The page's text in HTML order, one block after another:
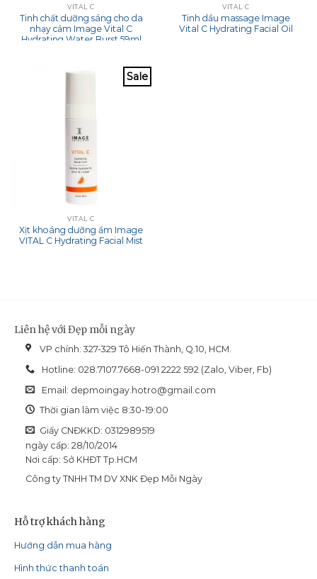
VITAL C
Tinh chất dưỡng sáng cho da
nhạy cảm Image Vital C
Hydrating Water Burst 59ml
VITAL C
Tinh dầu massage Image
Vital C Hydrating Facial Oil
Sale
VITAL C
Xịt khoáng dưỡng ẩm Image
VITAL C Hydrating Facial Mist
Liên hệ với Đẹp mỗi ngày
VP chính: 327-329 Tô Hiến Thành, Q.10, HCM.
Hotline: 028.7107.7668-091 2222 592 (Zalo, Viber, Fb)
Email: depmoingay.hotro@gmail.com
Thời gian làm việc 8:30-19:00
Giấy CNĐKKD: 0312989519
ngày cấp: 28/10/2014
Nơi cấp: Sở KHĐT Tp.HCM
Công ty TNHH TM DV XNK Đẹp Mỗi Ngày
Hỗ trợ khách hàng
Hướng dẫn mua hàng
Hình thức thanh toán